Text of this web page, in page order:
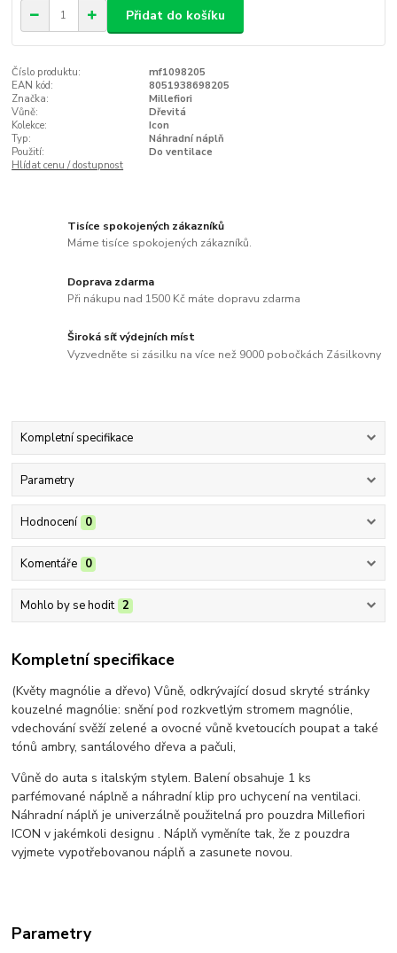
Přidat do košíku
Číslo produktu:
mf1098205
EAN kód:
8051938698205
Značka:
Millefiori
Vůně:
Dřevitá
Kolekce:
Icon
Typ:
Náhradní náplň
Použití:
Do ventilace
Hlídat cenu / dostupnost
Tisíce spokojených zákazníků
Máme tisíce spokojených zákazníků.
Doprava zdarma
Při nákupu nad 1500 Kč máte dopravu zdarma
Široká síť výdejních míst
Vyzvedněte si zásilku na více než 9000 pobočkách Zásilkovny
Kompletní specifikace
Parametry
Hodnocení 0
Komentáře 0
Mohlo by se hodit 2
Kompletní specifikace
(Květy magnólie a dřevo) Vůně, odkrývající dosud skryté stránky
kouzelné magnólie: snění pod rozkvetlým stromem magnólie,
vdechování svěží zelené a ovocné vůně kvetoucích poupat a také
tónů ambry, santálového dřeva a pačuli,
Vůně do auta s italským stylem. Balení obsahuje 1 ks
parfémované náplně a náhradní klip pro uchycení na ventilaci.
Náhradní náplň je univerzálně použitelná pro pouzdra Millefiori
ICON v jakémkoli designu . Náplň vyměníte tak, že z pouzdra
vyjmete vypotřebovanou náplň a zasunete novou.
Parametry